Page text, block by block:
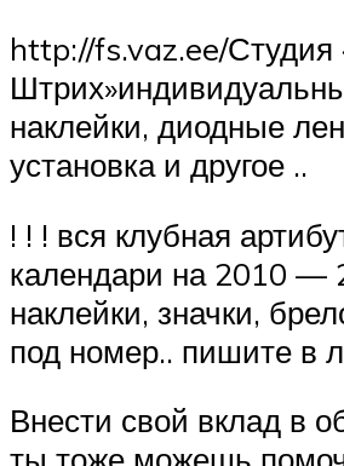
http://fs.vaz.ee/
наклейки, диодные
установка и другое ..
! ! ! вся клубная
календари на 2010 —
наклейки, значки,
под номер.. пишите в
Внести свой вклад в